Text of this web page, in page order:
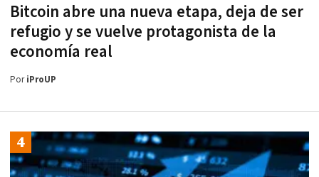
Bitcoin abre una nueva etapa, deja de ser
refugio y se vuelve protagonista de la
economía real
PoriProUP